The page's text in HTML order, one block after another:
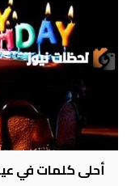
أحلى كلمات في عيد